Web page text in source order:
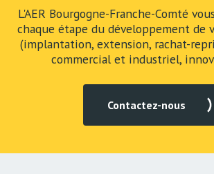
L'AER Bourgogne-Franche-Comté
chaque étape du développement de
(implantation, extension, rachat-
commercial et industriel,
Contactez-nous